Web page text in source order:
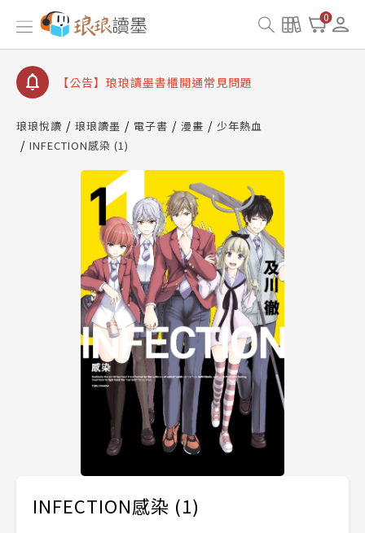
0
【公告】琅琅讀墨數位閱讀資產合併與書櫃開通申請
【公告】琅琅讀墨書櫃開通常見問題
【公告】琅琅讀墨 3 分鐘完成書櫃開通與資產合併申
查詢
【公告】琅琅讀墨數位閱讀資產合併與書櫃開通申請
琅琅悅讀 琅琅讀墨 電子書 漫畫
少年熱血
INFECTION感染 (1)
INFECTION感染 (1)